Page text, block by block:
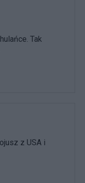
Tak
z USA i